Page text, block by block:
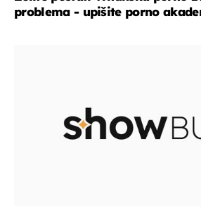
problema - upišite porno